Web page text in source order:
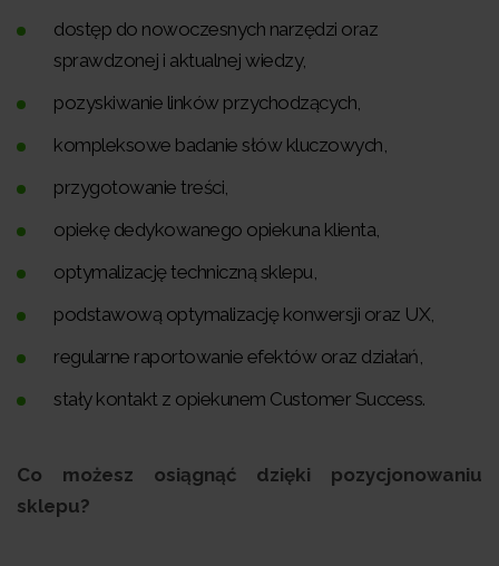
dostęp do nowoczesnych narzędzi oraz
sprawdzonej i aktualnej wiedzy,
pozyskiwanie linków przychodzących,
kompleksowe badanie słów kluczowych,
przygotowanie treści,
opiekę dedykowanego opiekuna klienta,
optymalizację techniczną sklepu,
podstawową optymalizację konwersji oraz UX,
regularne raportowanie efektów oraz działań,
stały kontakt z opiekunem Customer Success.
Co możesz osiągnąć dzięki pozycjonowaniu
sklepu?